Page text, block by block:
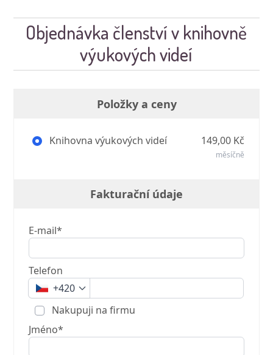
Objednávka členství v knihovně
výukových videí
Položky a ceny
Knihovna výukových videí 149,00 Kč
měsíčně
Fakturační údaje
E-mail*
Telefon
+420
Nakupuji na firmu
Jméno*